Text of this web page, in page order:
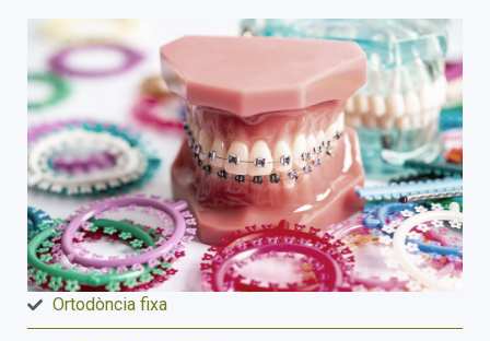
Ortodòncia fixa